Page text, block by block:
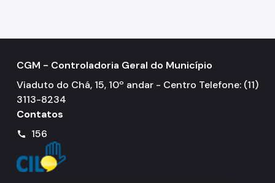
CGM - Controladoria Geral do Município
Viaduto do Chá, 15, 10º andar - Centro Telefone: (11)
3113-8234
Contatos
call 156